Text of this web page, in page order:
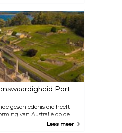
tot rijke pionierskunst
Corinna ligt in ongerept
in hutjes, een
Hotel and Tannin
producten ter plaatse
Port
geschiedenis die heeft
van Australië op de
die op de
Port Arthur is de best
Lees meer